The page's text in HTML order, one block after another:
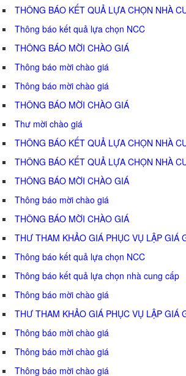
THÔNG BÁO KẾT QUẢ LỰA CHỌN NHÀ
Thông báo kết quả lựa chọn NCC
THÔNG BÁO MỜI CHÀO GIÁ
Thông báo mời chào giá
Thông báo mời chào giá
THÔNG BÁO MỜI CHÀO GIÁ
Thư mời chào giá
THÔNG BÁO KẾT QUẢ LỰA CHỌN NHÀ
THÔNG BÁO KẾT QUẢ LỰA CHỌN NHÀ
THÔNG BÁO MỜI CHÀO GIÁ
Thông báo mời chào giá
THÔNG BÁO MỜI CHÀO GIÁ
THƯ THAM KHẢO GIÁ PHỤC VỤ LẬP GIÁ
Thông báo kết quả lựa chọn NCC
Thông báo kết quả lựa chọn nhà cung cấp
Thông báo mời chào giá
THƯ THAM KHẢO GIÁ PHỤC VỤ LẬP GIÁ
Thông báo mời chào giá
Thông báo mời chào giá
Thông báo mời chào giá